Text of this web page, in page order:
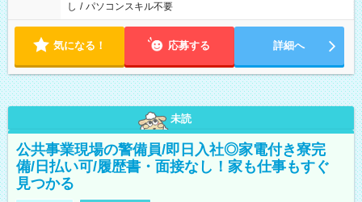
し / パソコンスキル不要
気になる！ 応募する 詳細へ
未読
公共事業現場の警備員/即日入社◎家電付き寮完
備/日払い可/履歴書・面接なし！家も仕事もすぐ
見つかる